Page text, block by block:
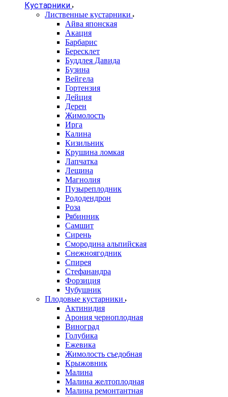
Кустарники
Лиственные кустарники
Айва японская
Акация
Барбарис
Бересклет
Буддлея Давида
Бузина
Вейгела
Гортензия
Дейция
Дерен
Жимолость
Ирга
Калина
Кизильник
Крушина ломкая
Лапчатка
Лещина
Магнолия
Пузыреплодник
Рододендрон
Роза
Рябинник
Самшит
Сирень
Смородина альпийская
Снежноягодник
Спирея
Стефанандра
Форзиция
Чубушник
Плодовые кустарники
Актинидия
Арония черноплодная
Виноград
Голубика
Ежевика
Жимолость съедобная
Крыжовник
Малина
Малина желтоплодная
Малина ремонтантная